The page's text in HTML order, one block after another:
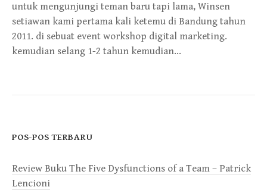
untuk mengunjungi teman baru tapi lama, Winsen
setiawan kami pertama kali ketemu di Bandung tahun
2011. di sebuat event workshop digital marketing.
kemudian selang 1-2 tahun kemudian…
POS-POS TERBARU
Review Buku The Five Dysfunctions of a Team – Patrick
Lencioni